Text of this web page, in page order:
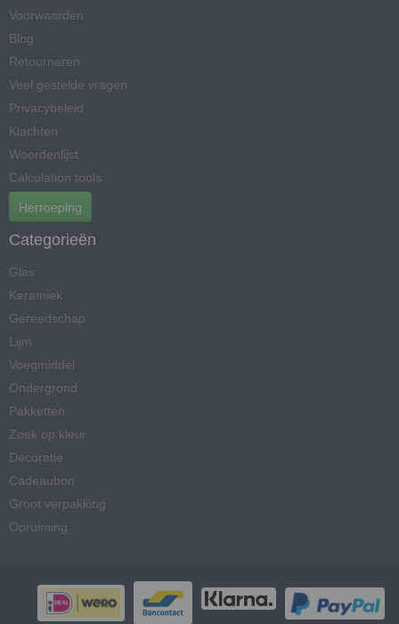
Voorwaarden
Blog
Retourneren
Veel gestelde vragen
Privacybeleid
Klachten
Woordenlijst
Calculation tools
Herroeping
Categorieën
Glas
Keramiek
Gereedschap
Lijm
Voegmiddel
Ondergrond
Pakketten
Zoek op kleur
Decoratie
Cadeaubon
Groot verpakking
Opruiming